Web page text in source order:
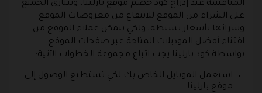
المنافسة عند إدراج كود خصم موقع بارلينا، ويتبارى الجميع
على الشراء من الموقع للانتفاع من معروضات الموقع
وشرائها بأسعار بسيطة، ولكي يتمكن عملاء الموقع من
اقتناء أفضل الموديلات المتاحة عبر صفحات الموقع
بواسطة كود بارلينا يجب اتباع مجموعة الخطوات الآتية:
استعمل الموبايل الخاص بك لكي تستطيع الوصول إلى
موقع بارلينا.